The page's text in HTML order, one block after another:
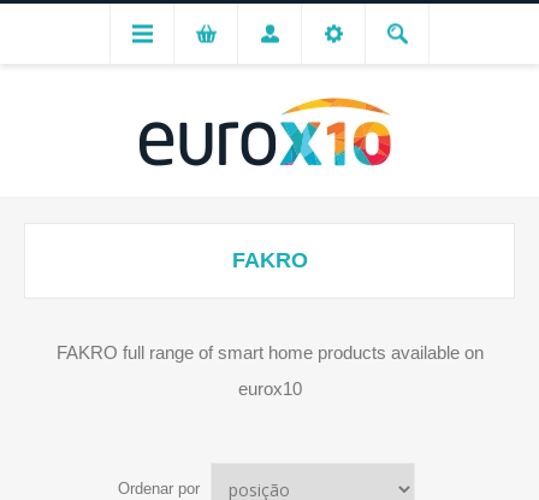
FAKRO
FAKRO full range of smart home products available on
eurox10
Ordenar por